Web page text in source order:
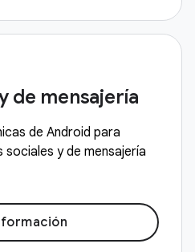
de mensajería
de Android para
y de mensajería